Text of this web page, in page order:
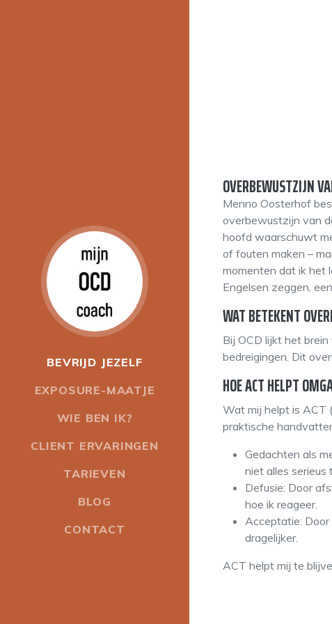
BEVRIJD JEZELF
EXPOSURE-MAATJE
WIE BEN IK?
CLIENT ERVARINGEN
TARIEVEN
BLOG
CONTACT
OVERBEWUSTZIJN
Menno Oosterhof
overbewustzijn van
hoofd waarschuwt
of fouten maken –
momenten dat ik het
Engelsen zeggen,
WAT BETEKENT
Bij OCD lijkt het
bedreigingen. Dit
HOE ACT HELPT
Wat mij helpt is ACT
praktische
Gedachten als
niet alles serieus
Defusie: Door
hoe ik reageer.
Acceptatie:
dragelijker.
ACT helpt mij te